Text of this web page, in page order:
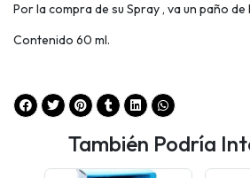
Por la compra de su Spray , va un paño
Contenido 60 ml.
También Podría